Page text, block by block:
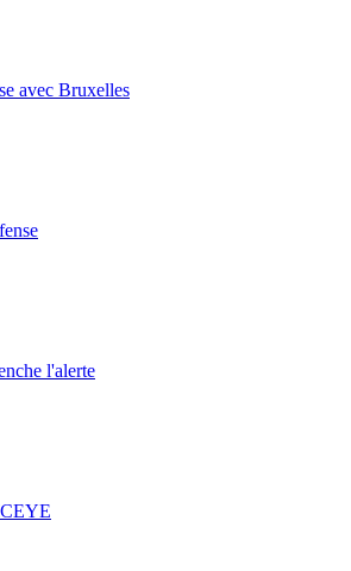
avec Bruxelles
l'alerte